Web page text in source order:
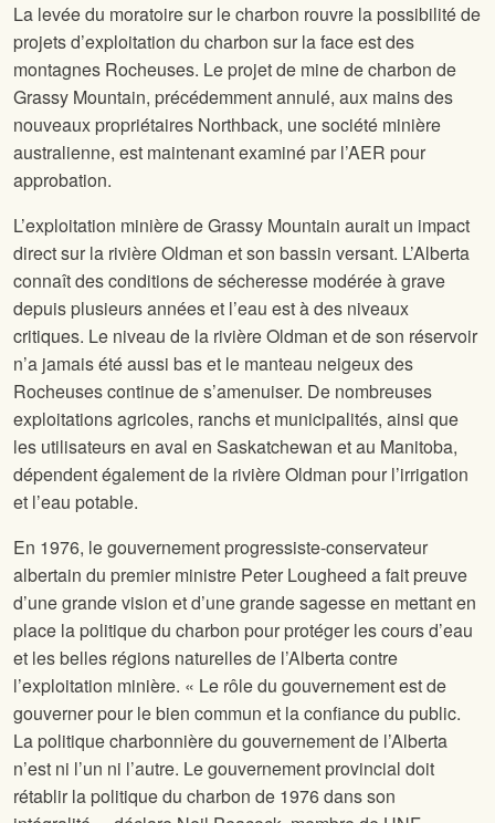
La levée du moratoire sur le charbon rouvre la possibilité de
projets d’exploitation du charbon sur la face est des
montagnes Rocheuses. Le projet de mine de charbon de
Grassy Mountain, précédemment annulé, aux mains des
nouveaux propriétaires Northback, une société minière
australienne, est maintenant examiné par l’AER pour
approbation.
L’exploitation minière de Grassy Mountain aurait un impact
direct sur la rivière Oldman et son bassin versant. L’Alberta
connaît des conditions de sécheresse modérée à grave
depuis plusieurs années et l’eau est à des niveaux
critiques. Le niveau de la rivière Oldman et de son réservoir
n’a jamais été aussi bas et le manteau neigeux des
Rocheuses continue de s’amenuiser. De nombreuses
exploitations agricoles, ranchs et municipalités, ainsi que
les utilisateurs en aval en Saskatchewan et au Manitoba,
dépendent également de la rivière Oldman pour l’irrigation
et l’eau potable.
En 1976, le gouvernement progressiste-conservateur
albertain du premier ministre Peter Lougheed a fait preuve
d’une grande vision et d’une grande sagesse en mettant en
place la politique du charbon pour protéger les cours d’eau
et les belles régions naturelles de l’Alberta contre
l’exploitation minière. « Le rôle du gouvernement est de
gouverner pour le bien commun et la confiance du public.
La politique charbonnière du gouvernement de l’Alberta
n’est ni l’un ni l’autre. Le gouvernement provincial doit
rétablir la politique du charbon de 1976 dans son